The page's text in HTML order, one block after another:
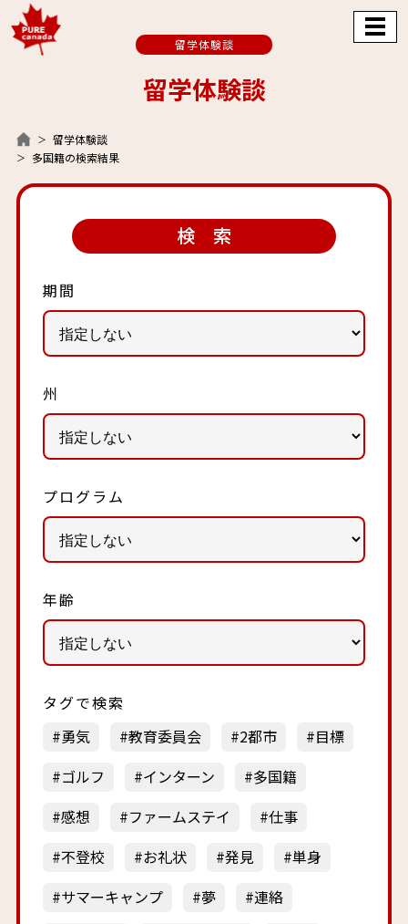
留学体験談
留学体験談
多国籍の検索結果
留学体験談
検 索
期間
州
プログラム
年齢
タグで検索
勇気
教育委員会 2都市
目標
ゴルフ
インターン
多国籍
感想
ファームステイ
仕事
不登校
お礼状 発見
単身
サマーキャンプ
夢
連絡